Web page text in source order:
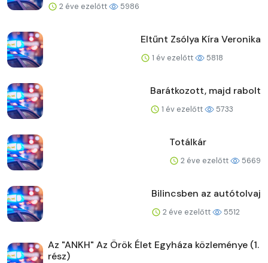
2 éve ezelőtt 5986
Eltűnt Zsólya Kíra Veronika
1 év ezelőtt 5818
Barátkozott, majd rabolt
1 év ezelőtt 5733
Totálkár
2 éve ezelőtt 5669
Bilincsben az autótolvaj
2 éve ezelőtt 5512
Az "ANKH" Az Örök Élet Egyháza közleménye (1.
rész)